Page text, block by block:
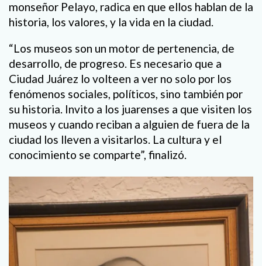
monseñor Pelayo, radica en que ellos hablan de la
historia, los valores, y la vida en la ciudad.
“Los museos son un motor de pertenencia, de
desarrollo, de progreso. Es necesario que a
Ciudad Juárez lo volteen a ver no solo por los
fenómenos sociales, políticos, sino también por
su historia. Invito a los juarenses a que visiten los
museos y cuando reciban a alguien de fuera de la
ciudad los lleven a visitarlos. La cultura y el
conocimiento se comparte”, finalizó.